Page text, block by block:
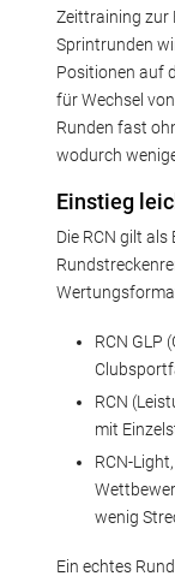
Zeittraining zur
Sprintrunden
Positionen auf
für Wechsel
Runden fast
wodurch
Einstieg
Die RCN gilt
RCN GLP
RCN
mit
RCN-
wenig
Ein echtes